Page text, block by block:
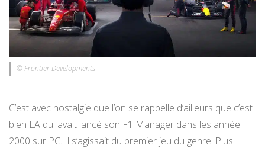
© Frontier Developments
C’est avec nostalgie que l’on se rappelle d’ailleurs que c’est
bien EA qui avait lancé son F1 Manager dans les année
2000 sur PC. Il s’agissait du premier jeu du genre. Plus